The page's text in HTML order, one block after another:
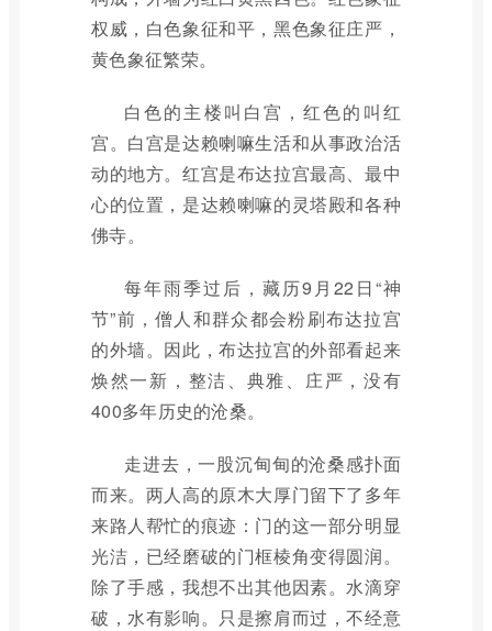
权威，白色象征和平，黑色象征庄严，
黄色象征繁荣。
白色的主楼叫白宫，红色的叫红
宫。白宫是达赖喇嘛生活和从事政治活
动的地方。红宫是布达拉宫最高、最中
心的位置，是达赖喇嘛的灵塔殿和各种
佛寺。
每年雨季过后，藏历9月22日“神
节”前，僧人和群众都会粉刷布达拉宫
的外墙。因此，布达拉宫的外部看起来
焕然一新，整洁、典雅、庄严，没有
400多年历史的沧桑。
走进去，一股沉甸甸的沧桑感扑面
而来。两人高的原木大厚门留下了多年
来路人帮忙的痕迹：门的这一部分明显
光洁，已经磨破的门框棱角变得圆润。
除了手感，我想不出其他因素。水滴穿
破，水有影响。只是擦肩而过，不经意